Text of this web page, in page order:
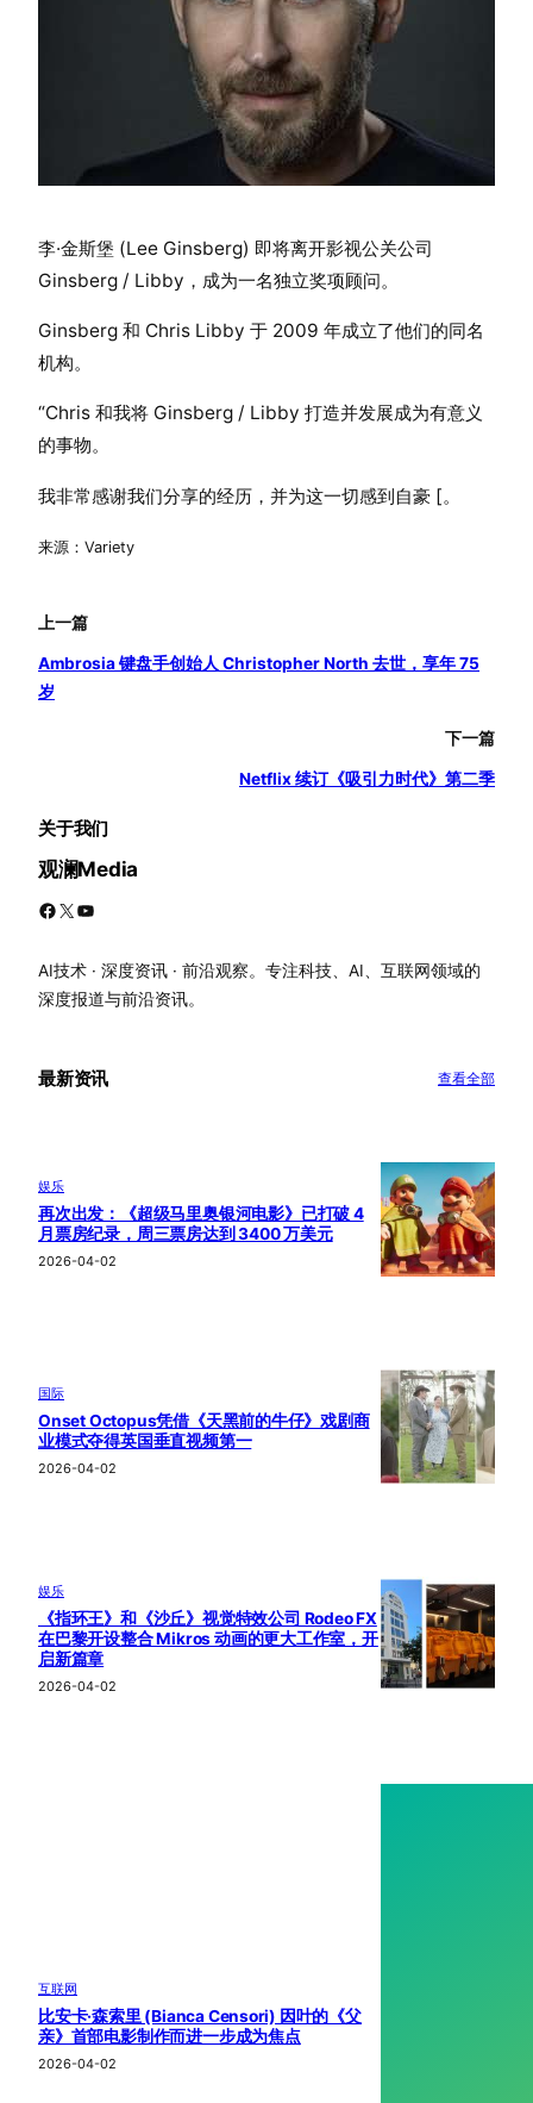
李·金斯堡 (Lee Ginsberg) 即将离开影视公关公司
Ginsberg / Libby，成为一名独立奖项顾问。
Ginsberg 和 Chris Libby 于 2009 年成立了他们的同名
机构。
“Chris 和我将 Ginsberg / Libby 打造并发展成为有意义
的事物。
我非常感谢我们分享的经历，并为这一切感到自豪 [。
来源：Variety
上一篇
Ambrosia 键盘手创始人 Christopher North 去世，享年 75
岁
下一篇
Netflix 续订《吸引力时代》第二季
关于我们
观澜Media
Facebook X YouTube
AI技术 · 深度资讯 · 前沿观察。专注科技、AI、互联网领域的
深度报道与前沿资讯。
最新资讯 查看全部
娱乐
再次出发：《超级马里奥银河电影》已打破 4
月票房纪录，周三票房达到 3400 万美元
2026-04-02
国际
Onset Octopus凭借《天黑前的牛仔》戏剧商
业模式夺得英国垂直视频第一
2026-04-02
娱乐
《指环王》和《沙丘》视觉特效公司 Rodeo FX
在巴黎开设整合 Mikros 动画的更大工作室，开
启新篇章
2026-04-02
互联网
比安卡·森索里 (Bianca Censori) 因叶的《父
亲》首部电影制作而进一步成为焦点
2026-04-02